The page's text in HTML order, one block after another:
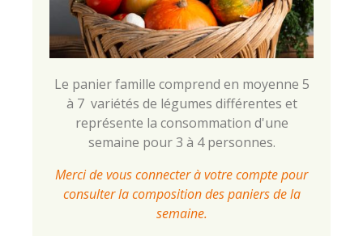
Le panier famille comprend en moyenne 5
à 7 variétés de légumes différentes et
représente la consommation d'une
semaine pour 3 à 4 personnes.
Merci de vous connecter à votre compte pour
consulter la composition des paniers de la
semaine.